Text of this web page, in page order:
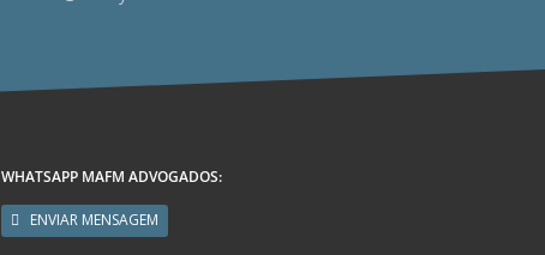
WHATSAPP MAFM ADVOGADOS:
ENVIAR MENSAGEM